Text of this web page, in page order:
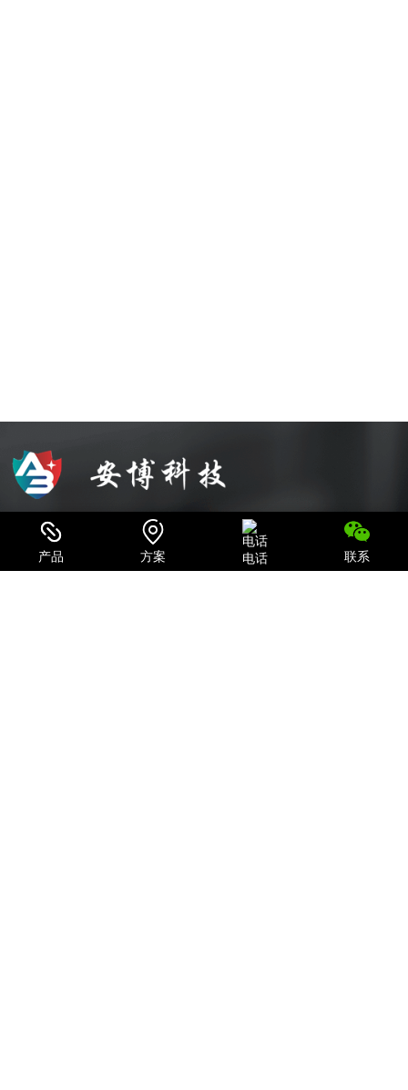
可信赖的电源系统集成商和IT产品、服务提供商
致力于为用户提供最全面的电力保护及机房一体化解决方案；
产品 方案 电话 联系